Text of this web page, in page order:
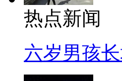
热点新闻
六岁男孩